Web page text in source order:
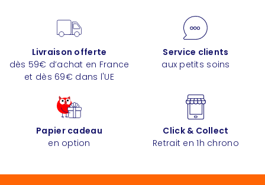
Livraison offerte
dès 59€ d’achat en France
et dès 69€ dans l'UE
Service clients
aux petits soins
Papier cadeau
en option
Click & Collect
Retrait en 1h chrono